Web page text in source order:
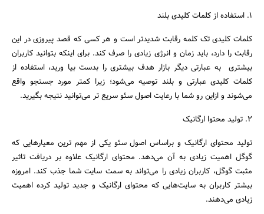
1. استفاده از کلمات کلیدی بلند
کلمات کلیدی تک کلمه رقابت شدیدتر است و هر کسی که قصد پیروزی در این
رقابت را دارد، باید زمان و انرژی زیادی را صرف کند. برای اینکه بتوانید کاربران
بیشتری به عبارتی دیگر بازار هدف بیشتری را بدست بیا ورید، استفاده از
کلمات کلیدی عبارتی و بلند توصیه می‌شود؛ زیرا کمتر مورد جستجو واقع
می‌شوند و ازاین رو شما با رعایت اصول سئو سریع تر می‌توانید نتیجه بگیرید.
2. تولید محتوا ارگانیک
تولید محتوای ارگانیک و براساس اصول سئو یکی از مهم ترین معیارهایی که
گوگل اهمیت زیادی به آن می‌دهد. محتوای ارگانیک علاوه بر دریافت تاثیر
مثبت گوگل، کاربران زیادی را می‌تواند به سمت سایت شما جذب کند. امروزه
بیشتر کاربران به سایت‌هایی که محتوای ارگانیک و جدید تولید کرده اهمیت
زیادی می‌دهند.